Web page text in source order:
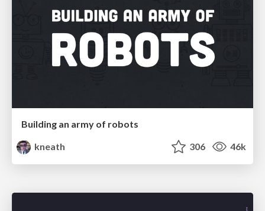
Building an army of robots
kneath
306 46k